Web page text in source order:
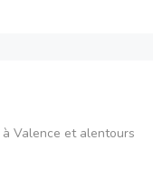
Valence et alentours